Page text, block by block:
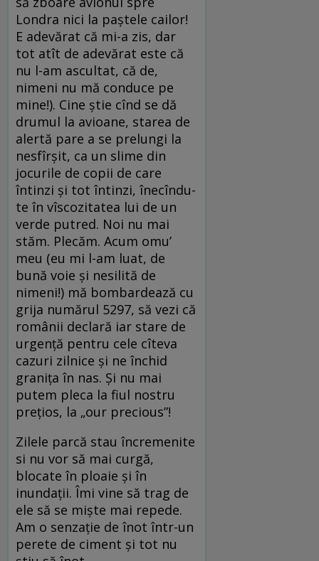
Londra nici la paștele cailor!
E adevărat că mi-a zis, dar
tot atît de adevărat este că
nu l-am ascultat, că de,
nimeni nu mă conduce pe
mine!). Cine știe cînd se dă
drumul la avioane, starea de
alertă pare a se prelungi la
nesfîrșit, ca un slime din
jocurile de copii de care
întinzi și tot întinzi, înecîndu-
te în vîscozitatea lui de un
verde putred. Noi nu mai
stăm. Plecăm. Acum omu’
meu (eu mi l-am luat, de
bună voie și nesilită de
nimeni!) mă bombardează cu
grija numărul 5297, să vezi că
românii declară iar stare de
urgență pentru cele cîteva
cazuri zilnice și ne închid
granița în nas. Și nu mai
putem pleca la fiul nostru
prețios, la „our precious”!
Zilele parcă stau încremenite
si nu vor să mai curgă,
blocate în ploaie și în
inundații. Îmi vine să trag de
ele să se miște mai repede.
Am o senzație de înot într-un
perete de ciment și tot nu